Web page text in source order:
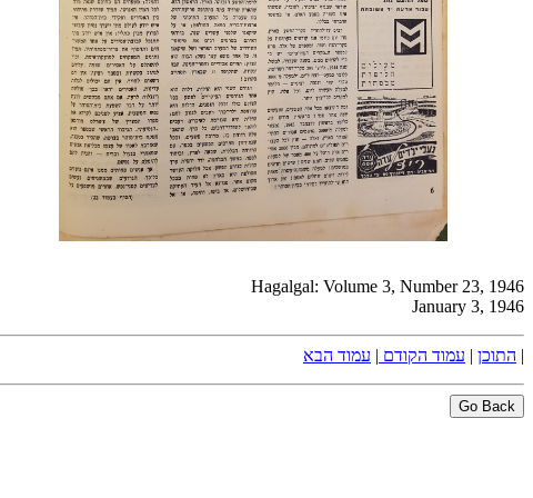
Hagalgal: Volume 3, Number 23, 1946
January 3, 1946
| התוכן | עמוד הקודם | עמוד הבא
Go Back